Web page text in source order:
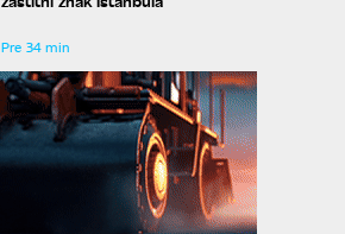
Pre 34 min